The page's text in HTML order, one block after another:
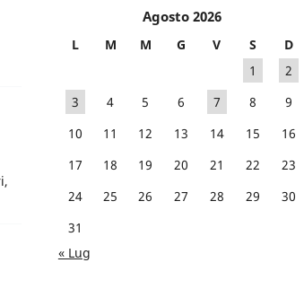
Agosto 2026
L M M G V S
D
1
2
3
4 5 6 7 8
9
10
11 12 13 14 15
16
17
18 19 20 21 22
23
24
25 26 27 28 29
30
31
« Lug